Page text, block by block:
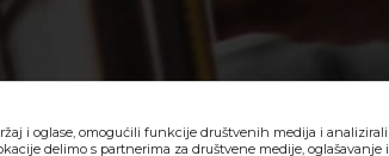
i oglase, omogućili funkcije društvenih medija i analizirali
delimo s partnerima za društvene medije, oglašavanje i